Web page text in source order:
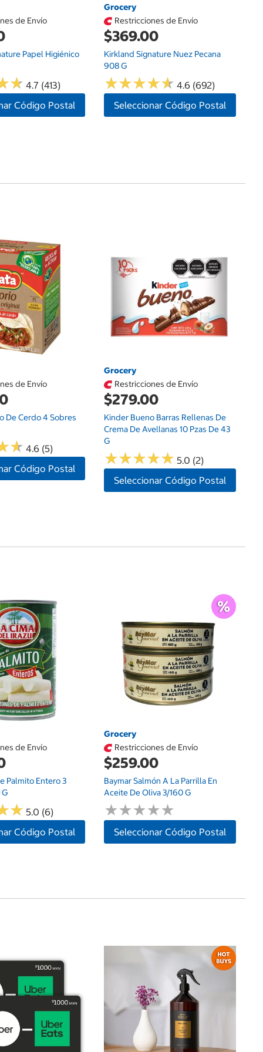
de Envío
Papel Higiénico
★
★ 4.7 (413)
Código Postal
Grocery
Restricciones de Envío
$369.00
Kirkland Signature Nuez Pecana
908 G
★★★★★
★★★★★ 4.6 (692)
Seleccionar Código Postal
de Envío
De Cerdo 4 Sobres
★
★ 4.6 (5)
Código Postal
Grocery
Restricciones de Envío
$279.00
Kinder Bueno Barras Rellenas De
Crema De Avellanas 10 Pzas De 43
G
★★★★★
★★★★★ 5.0 (2)
Seleccionar Código Postal
de Envío
Palmito Entero 3
★
★ 5.0 (6)
Código Postal
Grocery
Restricciones de Envío
$259.00
Baymar Salmón A La Parrilla En
Aceite De Oliva 3/160 G
★★★★★
★★★★★
Seleccionar Código Postal